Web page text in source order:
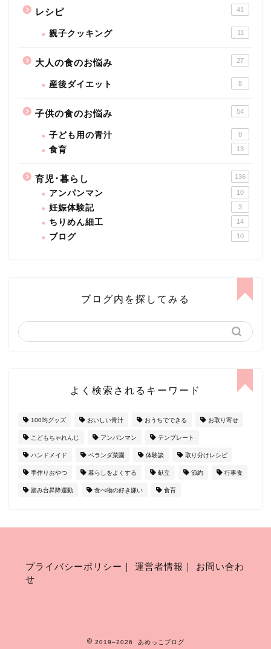
レシピ 41
親子クッキング 11
大人の食のお悩み 27
産後ダイエット 8
子供の食のお悩み 54
子ども用の青汁 8
食育 13
育児･暮らし 136
アンパンマン 10
妊娠体験記 3
ちりめん細工 14
ブログ 10
ブログ内を探してみる
よく検索されるキーワード
100均グッズ おいしい青汁 おうちでできる お取り寄せ
こどもちゃれんじ アンパンマン テンプレート
ハンドメイド ベランダ菜園 体験談 取り分けレシピ
手作りおやつ 暮らしをよくする 献立 節約 行事食
踏み台昇降運動 食べ物の好き嫌い 食育
プライバシーポリシー ｜ 運営者情報 ｜
お問い合わ
せ
2019–2026 あめっこブログ